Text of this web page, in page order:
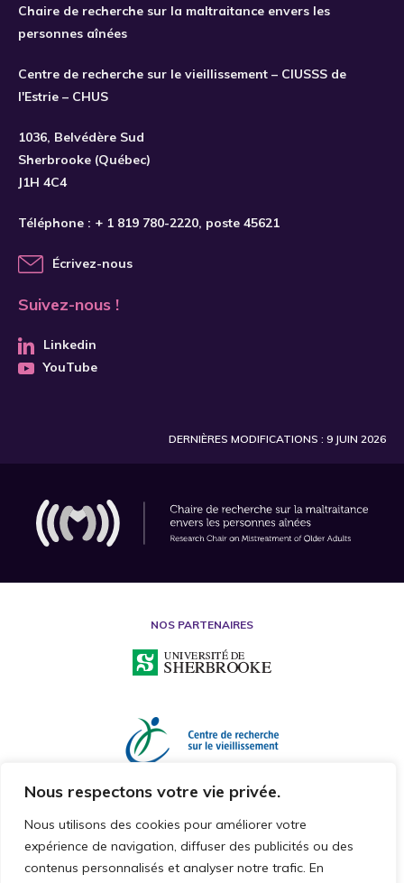
Nous respectons votre vie privée.
Nous utilisons des cookies pour améliorer votre
expérience de navigation, diffuser des publicités ou des
contenus personnalisés et analyser notre trafic. En
Chaire de recherche sur la maltraitance envers les
personnes aînées
Centre de recherche sur le vieillissement – CIUSSS de
l'Estrie – CHUS
1036, Belvédère Sud
Sherbrooke (Québec)
J1H 4C4
Téléphone : + 1 819 780-2220, poste 45621
Écrivez-nous
Suivez-nous !
Linkedin
YouTube
DERNIÈRES MODIFICATIONS : 9 JUIN 2026
NOS PARTENAIRES